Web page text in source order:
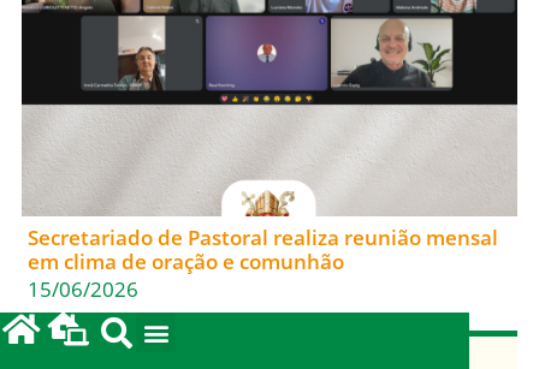
Secretariado de Pastoral realiza reunião mensal
em clima de oração e comunhão
15/06/2026